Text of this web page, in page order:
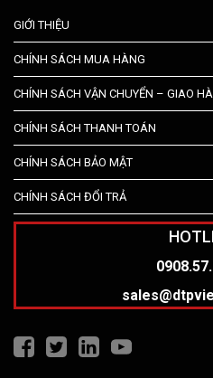
GIỚI THIỆU
CHÍNH SÁCH MUA HÀNG
CHÍNH SÁCH VẬN CHUYỂN – GIAO
CHÍNH SÁCH THANH TOÁN
CHÍNH SÁCH BẢO MẬT
CHÍNH SÁCH ĐỔI TRẢ